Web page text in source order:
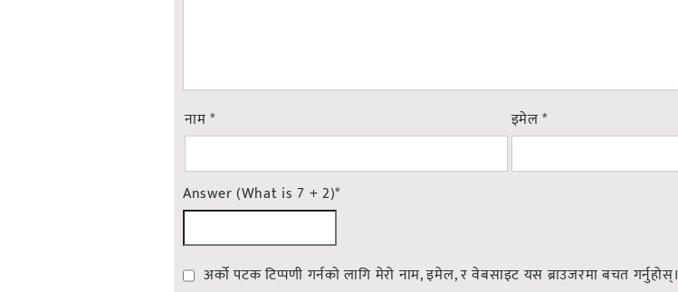
नाम* इमेल*
Answer (What is 7 + 2)*
अर्को पटक टिप्पणी गर्नको लागि मेरो नाम, इमेल, र वेबसाइट यस ब्राउजरमा बचत गर्नुहोस्।